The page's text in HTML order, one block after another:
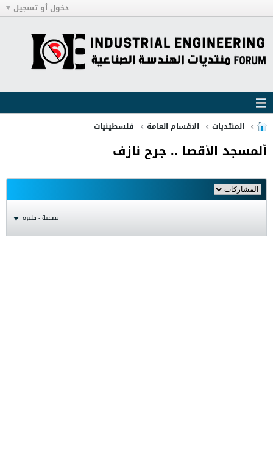
دخول أو تسجيل
المنتديات الاقسام العامة فلسطينيات
ألمسجد الأقصا .. جرح نازف
تصفية - فلترة